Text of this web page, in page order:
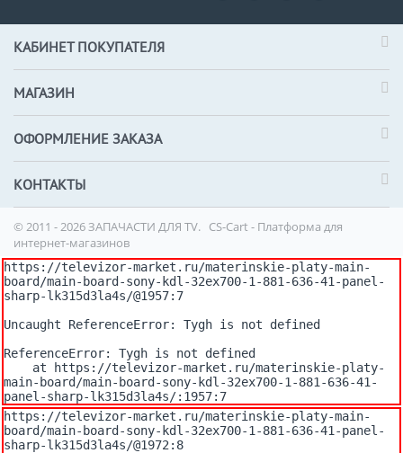
КАБИНЕТ ПОКУПАТЕЛЯ
МАГАЗИН
ОФОРМЛЕНИЕ ЗАКАЗА
КОНТАКТЫ
© 2011 - 2026 ЗАПАЧАСТИ ДЛЯ TV. CS-Cart - Платформа для
интернет-магазинов
https://televizor-market.ru/materinskie-platy-main-
board/main-board-sony-kdl-32ex700-1-881-636-41-panel-
sharp-lk315d3la4s/@1957:7
Uncaught ReferenceError: Tygh is not defined
ReferenceError: Tygh is not defined
main-board/main-board-sony-kdl-32ex700-1-881-636-41-
panel-sharp-lk315d3la4s/:1957:7
https://televizor-market.ru/materinskie-platy-main-
board/main-board-sony-kdl-32ex700-1-881-636-41-panel-
sharp-lk315d3la4s/@1972:8